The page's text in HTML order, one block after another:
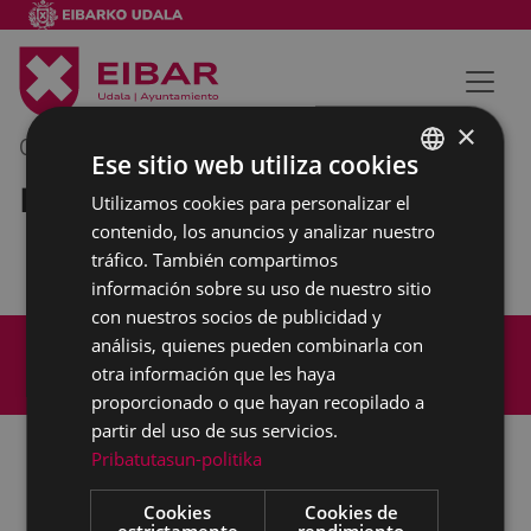
04/11/2019
Reunión interna municipal
Aviso legal
Política de cookies
Accesibilidad
BASQUE
SPANISH
×
Ese sitio web utiliza cookies
Utilizamos cookies para personalizar el
contenido, los anuncios y analizar nuestro
tráfico. También compartimos
información sobre su uso de nuestro sitio
con nuestros socios de publicidad y
análisis, quienes pueden combinarla con
otra información que les haya
proporcionado o que hayan recopilado a
partir del uso de sus servicios.
Pribatutasun-politika
Cookies
Cookies de